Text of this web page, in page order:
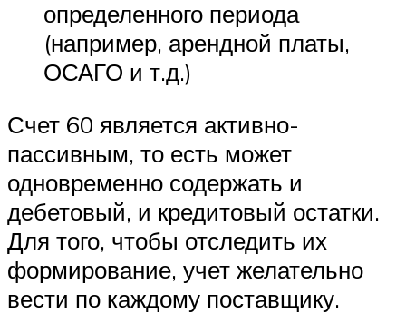
определенного периода
(например, арендной платы,
ОСАГО и т.д.)
Счет 60 является активно-
пассивным, то есть может
одновременно содержать и
дебетовый, и кредитовый остатки.
Для того, чтобы отследить их
формирование, учет желательно
вести по каждому поставщику.